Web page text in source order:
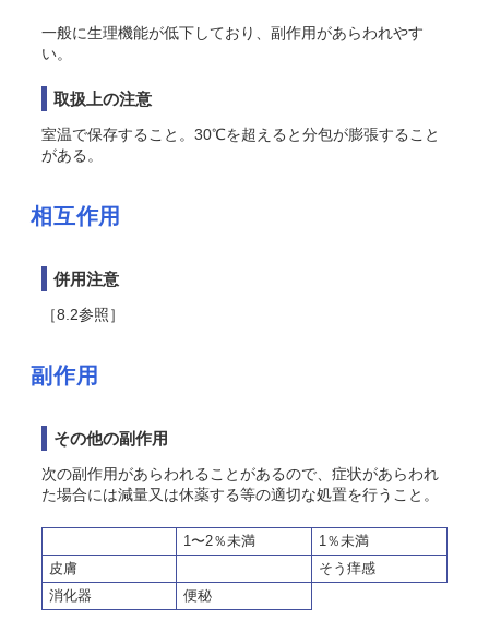
一般に生理機能が低下しており、副作用があらわれやす
い。
取扱上の注意
室温で保存すること。30℃を超えると分包が膨張すること
がある。
相互作用
併用注意
［8.2参照］
副作用
その他の副作用
次の副作用があらわれることがあるので、症状があらわれ
た場合には減量又は休薬する等の適切な処置を行うこと 。
1〜2％未満
1％未満
皮膚
そう痒感
消化器
便秘